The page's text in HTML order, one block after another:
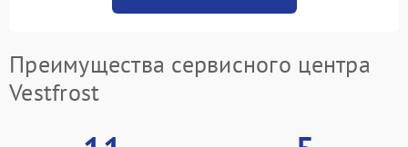
Преимущества сервисного центра
Vestfrost